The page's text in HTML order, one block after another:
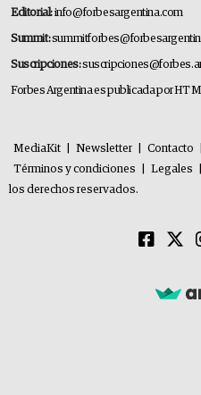
Editorial:info@forbesargentina.com
Summit:
Suscripciones:
Forbes Argentina es publicada por HT
MediaKit Newsletter Contacto
Términos y condiciones
Legales
los derechos reservados.